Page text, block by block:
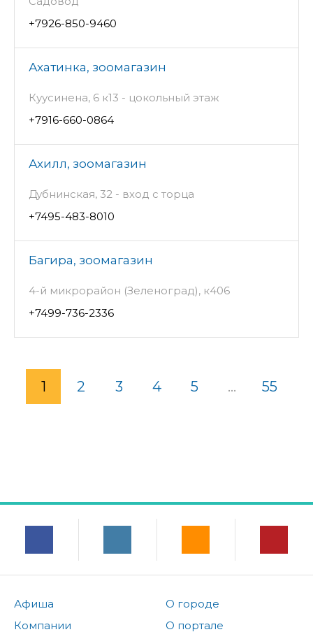
+7926-850-9460
Ахатинка, зоомагазин
Куусинена, 6 к13 - цокольный этаж
+7916-660-0864
Ахилл, зоомагазин
Дубнинская, 32 - вход с торца
+7495-483-8010
Багира, зоомагазин
4-й микрорайон (Зеленоград), к406
+7499-736-2336
1 2 3 4 5 ... 55
Афиша
Компании
О городе
О портале